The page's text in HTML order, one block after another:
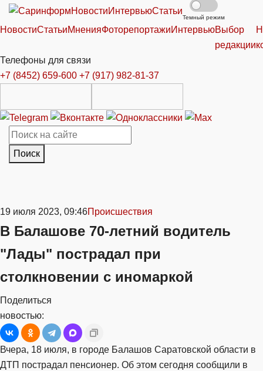
НовостиИнтервьюСтатьи
Темный режим
НовостиСтатьиМненияФоторепортажиИнтервьюВыбор
редакции
Телефоны для связи
+7 (8452) 659-600 +7 (917) 982-81-37
Поиск
19 июля 2023, 09:46Происшествия
В Балашове 70-летний водитель
"Лады" пострадал при
столкновении с иномаркой
Поделиться
новостью:
Вчера, 18 июля, в городе Балашов Саратовской области в
ДТП пострадал пенсионер. Об этом сегодня сообщили в